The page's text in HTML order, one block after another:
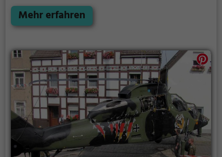
Wilhelm-Busch-Gesellschaft.
Mehr erfahren